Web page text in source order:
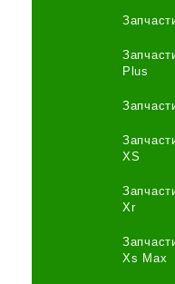
Plus
XS
Xr
Xs Max